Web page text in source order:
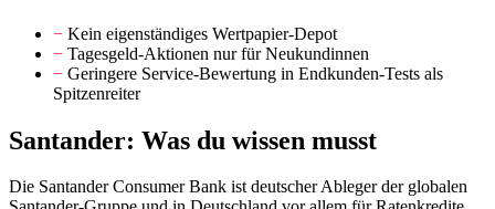
− Kein eigenständiges Wertpapier-Depot
− Tagesgeld-Aktionen nur für Neukundinnen
− Geringere Service-Bewertung in Endkunden-Tests als
Spitzenreiter
Santander: Was du wissen musst
Die Santander Consumer Bank ist deutscher Ableger der globalen